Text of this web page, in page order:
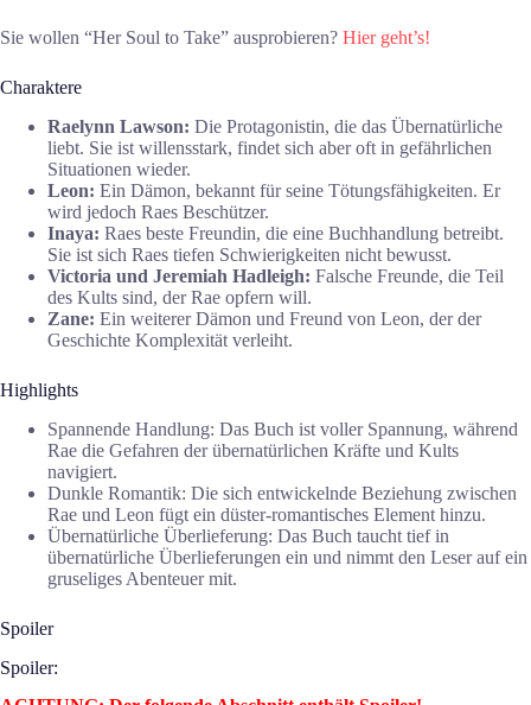
Sie wollen “Her Soul to Take” ausprobieren? Hier geht’s!
Charaktere
Raelynn Lawson: Die Protagonistin, die das Übernatürliche
liebt. Sie ist willensstark, findet sich aber oft in gefährlichen
Situationen wieder.
Leon: Ein Dämon, bekannt für seine Tötungsfähigkeiten. Er
wird jedoch Raes Beschützer.
Inaya: Raes beste Freundin, die eine Buchhandlung betreibt.
Sie ist sich Raes tiefen Schwierigkeiten nicht bewusst.
Victoria und Jeremiah Hadleigh: Falsche Freunde, die Teil
des Kults sind, der Rae opfern will.
Zane: Ein weiterer Dämon und Freund von Leon, der der
Geschichte Komplexität verleiht.
Highlights
Spannende Handlung: Das Buch ist voller Spannung, während
Rae die Gefahren der übernatürlichen Kräfte und Kults
navigiert.
Dunkle Romantik: Die sich entwickelnde Beziehung zwischen
Rae und Leon fügt ein düster-romantisches Element hinzu.
Übernatürliche Überlieferung: Das Buch taucht tief in
übernatürliche Überlieferungen ein und nimmt den Leser auf ein
gruseliges Abenteuer mit.
Spoiler
Spoiler: